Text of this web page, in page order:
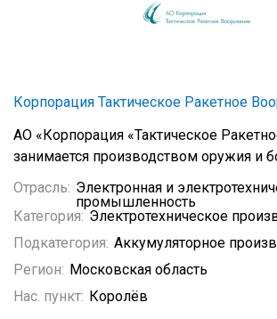
Корпорация Тактическое Ракетное
АО «Корпорация «Тактическое
занимается производством оружия и
Отрасль: Электронная и
промышленность
Категория: Электротехническое
Подкатегория: Аккумуляторное
Регион: Московская область
Нас. пункт: Королёв